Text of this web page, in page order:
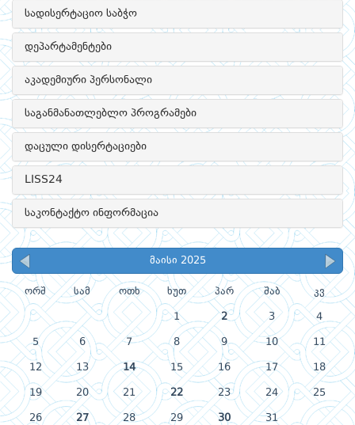
სადისერტაციო საბჭო
დეპარტამენტები
აკადემიური პერსონალი
საგანმანათლებლო პროგრამები
დაცული დისერტაციები
LISS24
საკონტაქტო ინფორმაცია
მაისი 2025
ორშ სამ ოთხ ხუთ პარ შაბ კვ
1 2 3 4
5 6 7 8 9 10 11
12 13 14 15 16 17 18
19 20 21 22 23 24 25
26 27 28 29 30 31